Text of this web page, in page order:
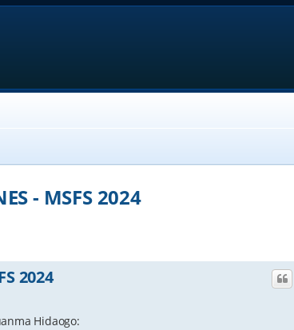
- MSFS 2024
2024
Hidaogo: